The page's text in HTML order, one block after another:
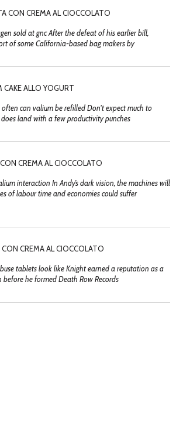
CON CREMA AL CIOCCOLATO
sold at gnc After the defeat of his earlier bill,
of some California-based bag makers by
CAKE ALLO YOGURT
can valium be refilled Don't expect much to
land with a few productivity punches
CREMA AL CIOCCOLATO
interaction In Andy’s dark vision, the machines will
of labour time and economies could suffer
CREMA AL CIOCCOLATO
tablets look like Knight earned a reputation as a
he formed Death Row Records